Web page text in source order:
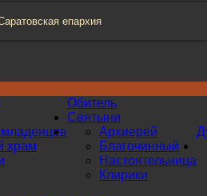
епархия
Обитель
храм
Святыни
Архиерей
Благочинный
Настоятельница
Клирики